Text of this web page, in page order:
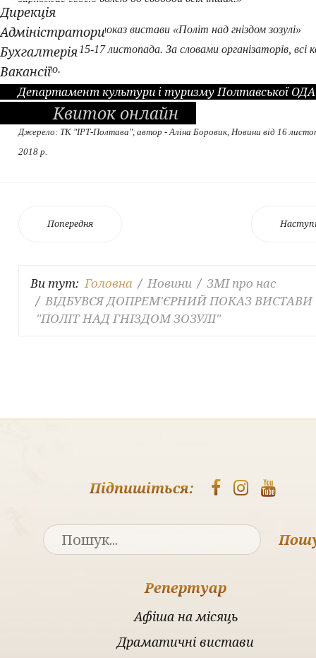
Дирекція
Адміністратори
Бухгалтерія
Вакансії
Департамент культури і туризму Полтавської ОДА
Квиток онлайн
Прем`єрний показ вистави «Політ над гніздом зозулі»
відбудеться 15-17 листопада. За словами організаторів, всі
продано.
Джерело: ТК "ІРТ-Полтава", автор - Аліна Боровик, Новини від 16
2018 р.
Попередня
Ви тут:Головна Новини
ЗМІ про нас
ВІДБУВСЯ ДОПРЕМ'ЄРНИЙ ПОКАЗ ВИСТАВИ
"ПОЛІТ НАД ГНІЗДОМ ЗОЗУЛІ"
Підпишіться:
Репертуар
Афіша на місяць
Драматичні вистави